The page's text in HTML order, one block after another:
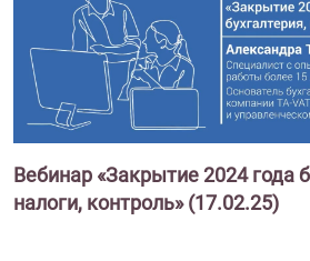
Вебинар «Закрытие 2024 года
налоги, контроль» (17.02.25)